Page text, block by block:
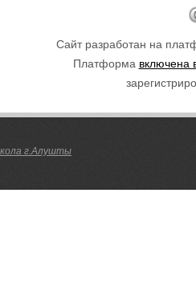
Сайт разработан на
Платформа включена
г.Алушты